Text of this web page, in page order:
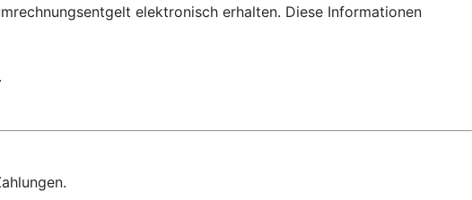
elektronisch erhalten. Diese Informationen